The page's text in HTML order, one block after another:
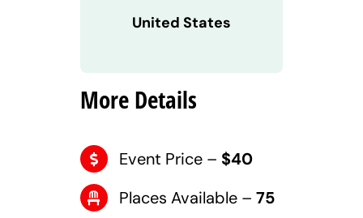
United States
More Details
Event Price – $40
Places Available – 75